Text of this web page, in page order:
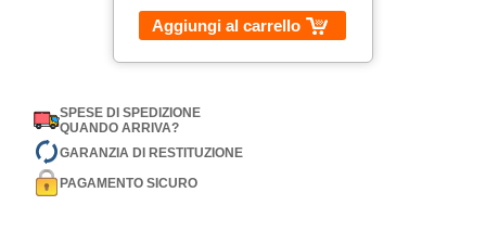
Aggiungi al carrello
SPESE DI SPEDIZIONE
QUANDO ARRIVA?
GARANZIA DI RESTITUZIONE
PAGAMENTO SICURO